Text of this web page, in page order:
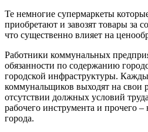
Те немногие супермаркеты
приобретают и завозят товары за
что существенно влияет на
Работники коммунальных
обязанности по содержанию
городской инфраструктуры.
коммунальщиков выходят на свои
отсутствии должных условий
рабочего инструмента и прочего –
города.